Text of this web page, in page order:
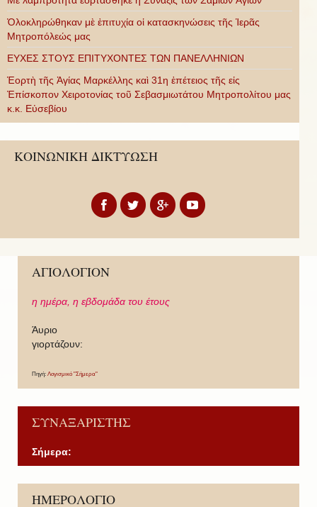
Ὁλοκληρώθηκαν μὲ ἐπιτυχία οἱ κατασκηνώσεις τῆς Ἱερᾶς
Μητροπόλεώς μας
ΕΥΧΕΣ ΣΤΟΥΣ ΕΠΙΤΥΧΟΝΤΕΣ ΤΩΝ ΠΑΝΕΛΛΗΝΙΩΝ
Ἑορτὴ τῆς Ἁγίας Μαρκέλλης καὶ 31η ἐπέτειος τῆς εἰς
Ἐπίσκοπον Χειροτονίας τοῦ Σεβασμιωτάτου Μητροπολίτου μας
κ.κ. Εὐσεβίου
ΚΟΙΝΩΝΙΚΗ ΔΙΚΤΥΩΣΗ
ΑΓΙΟΛΟΓΙΟΝ
η ημέρα, η εβδομάδα του έτους
Άυριο
γιορτάζουν:
Πηγή: Λογισμικό "Σήμερα"
ΣΥΝΑΞΑΡΙΣΤΗΣ
Σήμερα:
ΗΜΕΡΟΛΟΓΙΟ
P
r
P
r
N
e
N
e